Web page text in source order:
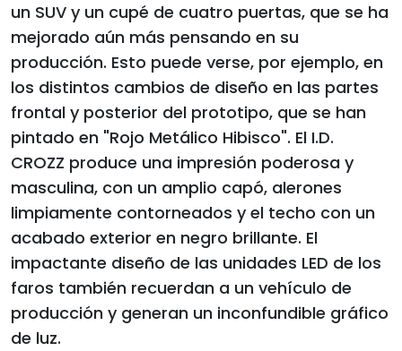
un SUV y un cupé de cuatro puertas, que se ha
mejorado aún más pensando en su
producción. Esto puede verse, por ejemplo, en
los distintos cambios de diseño en las partes
frontal y posterior del prototipo, que se han
pintado en "Rojo Metálico Hibisco". El I.D.
CROZZ produce una impresión poderosa y
masculina, con un amplio capó, alerones
limpiamente contorneados y el techo con un
acabado exterior en negro brillante. El
impactante diseño de las unidades LED de los
faros también recuerdan a un vehículo de
producción y generan un inconfundible gráfico
de luz.